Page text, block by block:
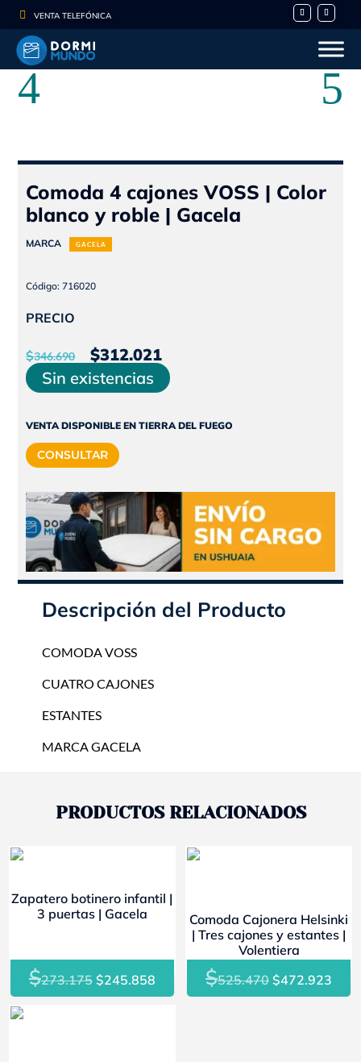
 VENTA TELEFÓNICA
Comoda 4 cajones VOSS | Color
blanco y roble | Gacela
MARCA GACELA
Código: 716020
PRECIO
$346.690
El
precio
original
era:
$346.690.
$312.021El
precio
actual
es:
Sin existencias
VENTA DISPONIBLE EN TIERRA DEL FUEGO
CONSULTAR
Descripción del Producto
COMODA VOSS
CUATRO CAJONES
ESTANTES
MARCA GACELA
PRODUCTOS RELACIONADOS
Zapatero botinero infantil |
3 puertas | Gacela
$273.175 El
precio
$245.858El
precio
Comoda Cajonera Helsinki
| Tres cajones y estantes |
Volentiera
$525.470 El
precio
$472.923